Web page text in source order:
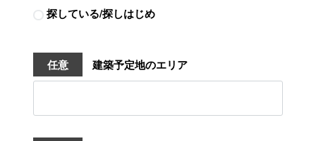
探している/探しはじめ
任意 建築予定地のエリア